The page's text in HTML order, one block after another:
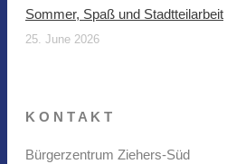
Sommer, Spaß und Stadtteilarbeit
25. June 2026
K O N T A K T
Bürgerzentrum Ziehers-Süd